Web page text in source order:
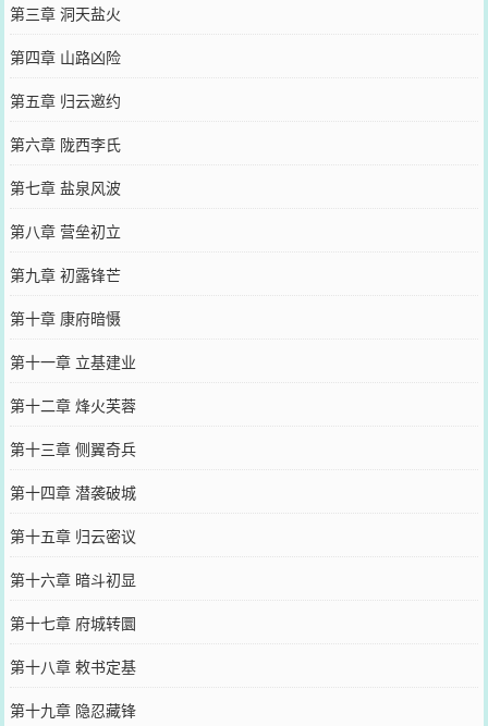
第三章 洞天盐火
第四章 山路凶险
第五章 归云邀约
第六章 陇西李氏
第七章 盐泉风波
第八章 营垒初立
第九章 初露锋芒
第十章 康府暗慑
第十一章 立基建业
第十二章 烽火芙蓉
第十三章 侧翼奇兵
第十四章 潜袭破城
第十五章 归云密议
第十六章 暗斗初显
第十七章 府城转圜
第十八章 敕书定基
第十九章 隐忍藏锋